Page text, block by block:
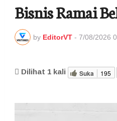
Bisnis Ramai
by EditorVT - 7/08/2026
Dilihat 1 kali Suka 195